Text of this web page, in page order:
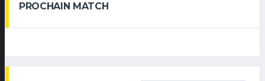
PROCHAIN MATCH